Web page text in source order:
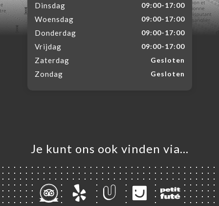
Dinsdag 09:00-17:00
Woensdag 09:00-17:00
Donderdag 09:00-17:00
Vrijdag 09:00-17:00
Zaterdag Gesloten
Zondag Gesloten
Je kunt ons ook vinden via…